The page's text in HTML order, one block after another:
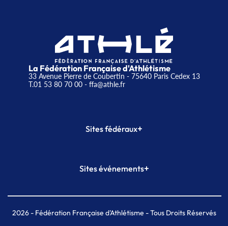
La Fédération Française d'Athlétisme
33 Avenue Pierre de Coubertin - 75640 Paris Cedex 13
T.01 53 80 70 00- ffa@athle.fr
Sites fédéraux+
Plateforme Formation
Sites événements+
Meeting de Paris indoor
MAIF Ekiden de Paris
2026- Fédération Française d'Athlétisme - Tous Droits Réservés